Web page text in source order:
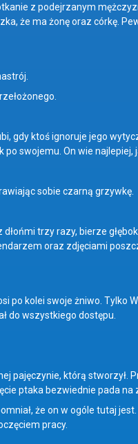
z podejrzanym
że ma żonę oraz córkę.
ktoś ignoruje jego
swojemu. On wie najlepiej,
sobie czarną grzywkę.
trzy razy, bierze
oraz zdjęciami
kolei swoje żniwo. Tylko
do wszystkiego dostępu.
którą stworzył.
ptaka bezwiednie pada na
że on w ogóle tutaj jest.
pracy.